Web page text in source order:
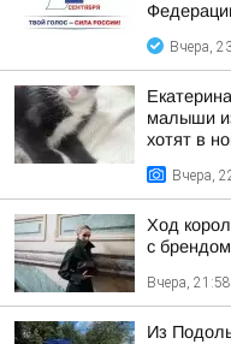
Вчера,
малыши
хотят в
Вчера,
Ход
с
Вчера, 21:58
Из